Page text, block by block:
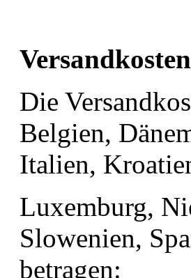
Die
Belgien,
Italien,
Luxemburg,
Slowenien,
betragen: